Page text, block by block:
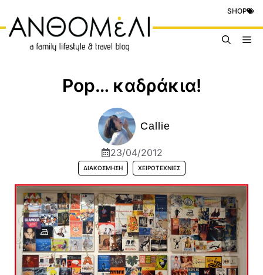
περιεχόμενο
SHOP
Pop… καδράκια!
Callie
23/04/2012
ΔΙΑΚΌΣΜΗΣΗ ΧΕΙΡΟΤΕΧΝΊΕΣ